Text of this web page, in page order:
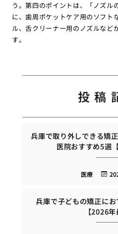
う。第四のポイントは、「ノズル
に、歯周ポケットケア用のソフト
ル、舌クリーナー用のノズルなど
す。
投稿
兵庫で取り外しできる矯
医院おすすめ5選
医療
兵庫で子どもの矯正に
【2026年